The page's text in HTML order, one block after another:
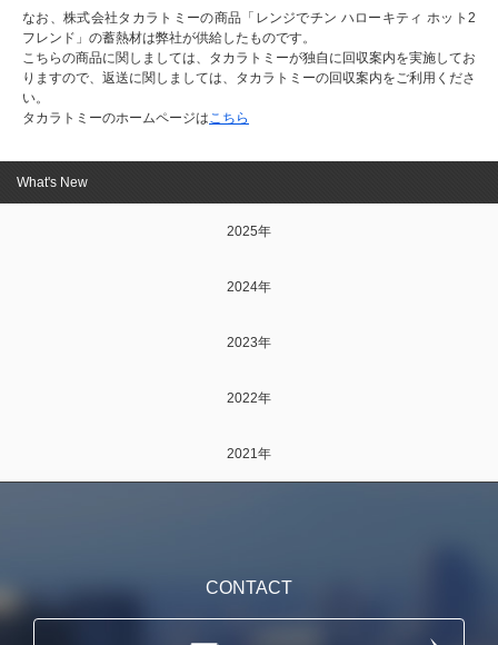
なお、株式会社タカラトミーの商品「レンジでチン ハローキティ ホット2
フレンド」の蓄熱材は弊社が供給したものです。
こちらの商品に関しましては、タカラトミーが独自に回収案内を実施してお
りますので、返送に関しましては、タカラトミーの回収案内をご利用くださ
い。
タカラトミーのホームページはこちら
What's New
2025年
2024年
2023年
2022年
2021年
CONTACT